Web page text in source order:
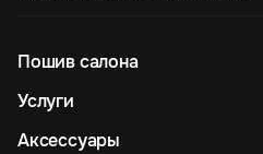
Пошив салона
Услуги
Аксессуары